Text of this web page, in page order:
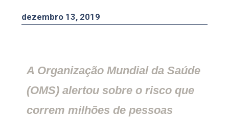
dezembro 13, 2019
A Organização Mundial da Saúde
(OMS) alertou sobre o risco que
correm milhões de pessoas